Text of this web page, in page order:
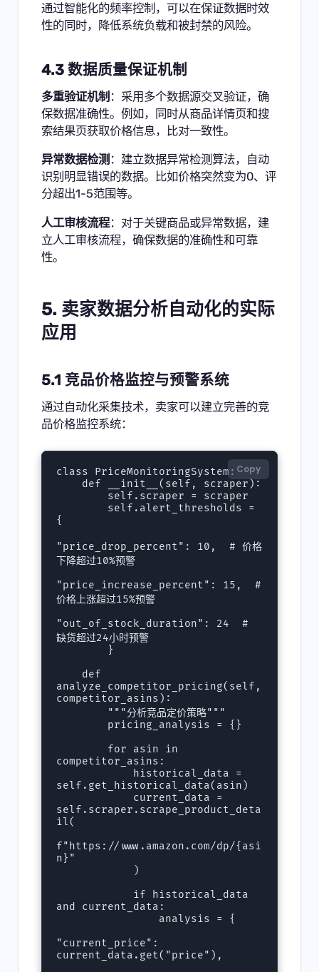
通过智能化的频率控制，可以在保证数据时效
性的同时，降低系统负载和被封禁的风险。
4.3 数据质量保证机制
多重验证机制 ：采用多个数据源交叉验证，确
保数据准确性。例如，同时从商品详情页和搜
索结果页获取价格信息，比对一致性。
异常数据检测 ：建立数据异常检测算法，自动
识别明显错误的数据。比如价格突然变为0、评
分超出1-5范围等。
人工审核流程：对于关键商品或异常数据，建
立人工审核流程，确保数据的准确性和可靠
性。
5. 卖家数据分析自动化的实际
应用
5.1 竞品价格监控与预警系统
通过自动化采集技术，卖家可以建立完善的竞
品价格监控系统：
Copy
class PriceMonitoringSystem:
{
"price_drop_percent": 10,  # 价格
下降超过10%预警
"price_increase_percent": 15,  #
价格上涨超过15%预警
"out_of_stock_duration": 24  #
缺货超过24小时预警
analyze_competitor_pricing(self,
competitor_asins):
competitor_asins:
self.get_historical_data(asin)
self.scraper.scrape_product_deta
il(
f"https://www.amazon.com/dp/{asi
n}"
and current_data:
"current_price":
current_data.get("price"),